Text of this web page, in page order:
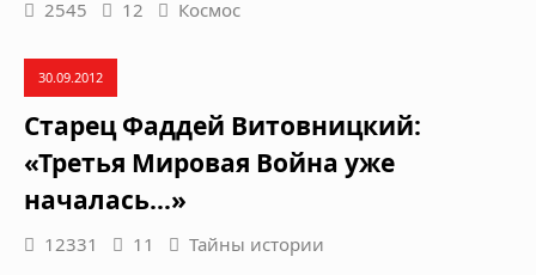
2545 12 Космос
30.09.2012
Старец Фаддей Витовницкий:
«Третья Мировая Война уже
началась…»
12331 11 Тайны истории